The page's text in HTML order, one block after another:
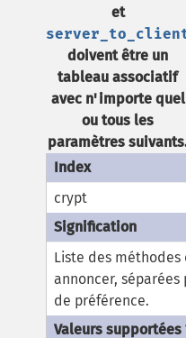
et
doivent être un
tableau associatif
avec n'importe quel
ou tous les
paramètres
crypt
Liste des
annoncer,
de préférence.